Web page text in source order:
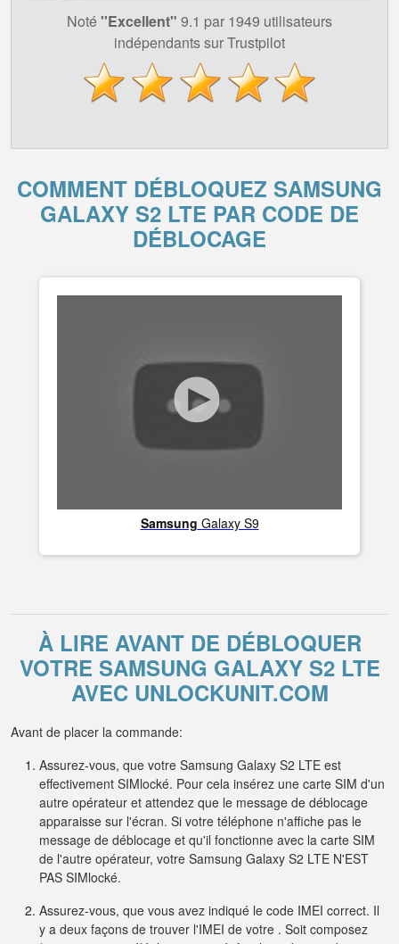
Noté ''Excellent" 9.1 par 1949 utilisateurs
indépendants sur Trustpilot
COMMENT DÉBLOQUEZ SAMSUNG
GALAXY S2 LTE PAR CODE DE
DÉBLOCAGE
Samsung Galaxy S9
À LIRE AVANT DE DÉBLOQUER
VOTRE SAMSUNG GALAXY S2 LTE
AVEC UNLOCKUNIT.COM
Avant de placer la commande:
Assurez-vous, que votre Samsung Galaxy S2 LTE est
effectivement SIMlocké. Pour cela insérez une carte SIM d'un
autre opérateur et attendez que le message de déblocage
apparaisse sur l'écran. Si votre téléphone n'affiche pas le
message de déblocage et qu'il fonctionne avec la carte SIM
de l'autre opérateur, votre Samsung Galaxy S2 LTE N'EST
PAS SIMlocké.
Assurez-vous, que vous avez indiqué le code IMEI correct. Il
y a deux façons de trouver l'IMEI de votre . Soit composez